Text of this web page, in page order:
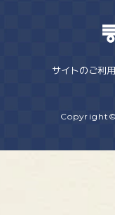
サイトのご利